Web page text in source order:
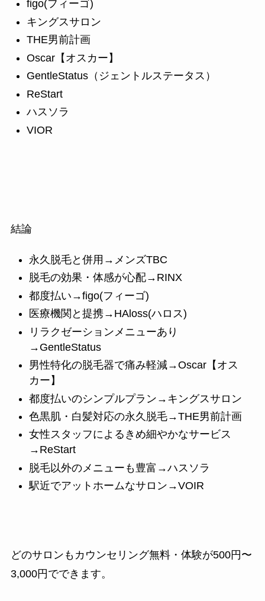
figo(フィーゴ)
キングスサロン
THE男前計画
Oscar【オスカー】
GentleStatus（ジェントルステータス）
ReStart
ハスソラ
VIOR
結論
永久脱毛と併用→メンズTBC
脱毛の効果・体感が心配→RINX
都度払い→figo(フィーゴ)
医療機関と提携→HAloss(ハロス)
リラクゼーションメニューあり
→GentleStatus
男性特化の脱毛器で痛み軽減→Oscar【オス
カー】
都度払いのシンプルプラン→キングスサロン
色黒肌・白髪対応の永久脱毛→THE男前計画
女性スタッフによるきめ細やかなサービス
→ReStart
脱毛以外のメニューも豊富→ハスソラ
駅近でアットホームなサロン→VOIR
どのサロンもカウンセリング無料・体験が500円〜
3,000円でできます。